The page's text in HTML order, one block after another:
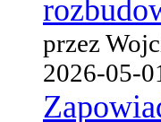
przez
2026-05-